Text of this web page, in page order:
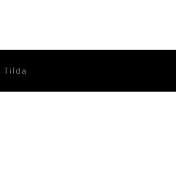
Tilda